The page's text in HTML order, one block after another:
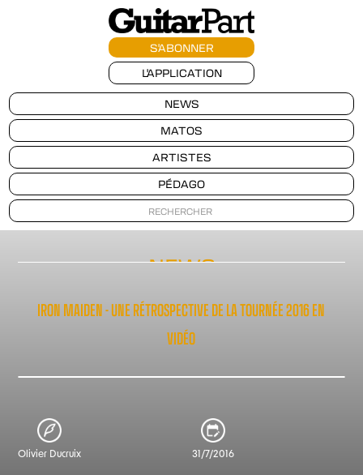
S'ABONNER
L'APPLICATION
NEWS
MATOS
ARTISTES
PÉDAGO
NEWS
IRON MAIDEN - UNE RÉTROSPECTIVE DE LA TOURNÉE 2016 EN
VIDÉO
Olivier Ducruix 31/7/2016